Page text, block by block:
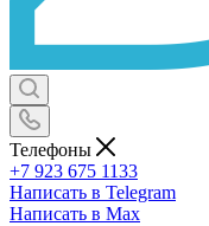
Телефоны
+7 923 675 1133
Написать в Telegram
Написать в Max